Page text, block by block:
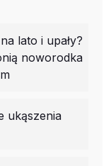
lato i upały?
noworodka
ukąszenia